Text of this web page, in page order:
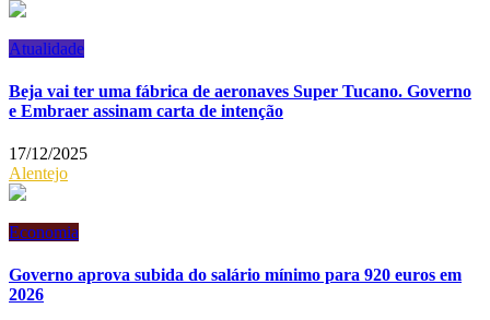
Atualidade
Beja vai ter uma fábrica de aeronaves Super Tucano. Governo
e Embraer assinam carta de intenção
17/12/2025
Alentejo
Economia
Governo aprova subida do salário mínimo para 920 euros em
2026